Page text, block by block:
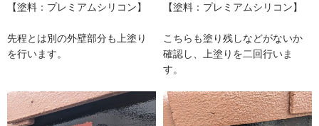
【塗料：プレミアムシリコン】
先程とは別の外壁部分も上塗り
を行います。
【塗料：プレミアムシリコン】
こちらも塗り残しなどがないか
確認し、上塗りを二回行いま
す。